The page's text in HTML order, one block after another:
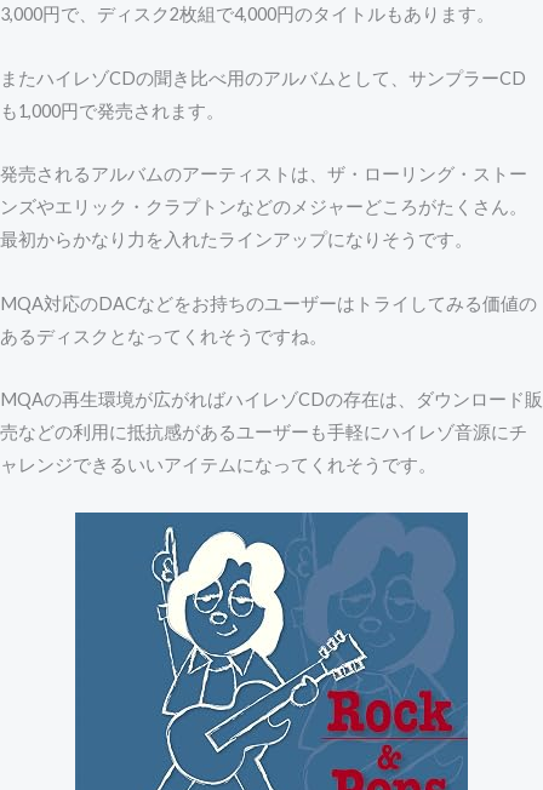
3,000円で、ディスク2枚組で4,000円のタイトルもあります。
またハイレゾCDの聞き比べ用のアルバムとして、サンプラーCD
も1,000円で発売されます。
発売されるアルバムのアーティストは、ザ・ローリング・ストー
ンズやエリック・クラプトンなどのメジャーどころがたくさん。
最初からかなり力を入れたラインアップになりそうです。
MQA対応のDACなどをお持ちのユーザーはトライしてみる価値の
あるディスクとなってくれそうですね。
MQAの再生環境が広がればハイレゾCDの存在は、ダウンロード販
売などの利用に抵抗感があるユーザーも手軽にハイレゾ音源にチ
ャレンジできるいいアイテムになってくれそうです。